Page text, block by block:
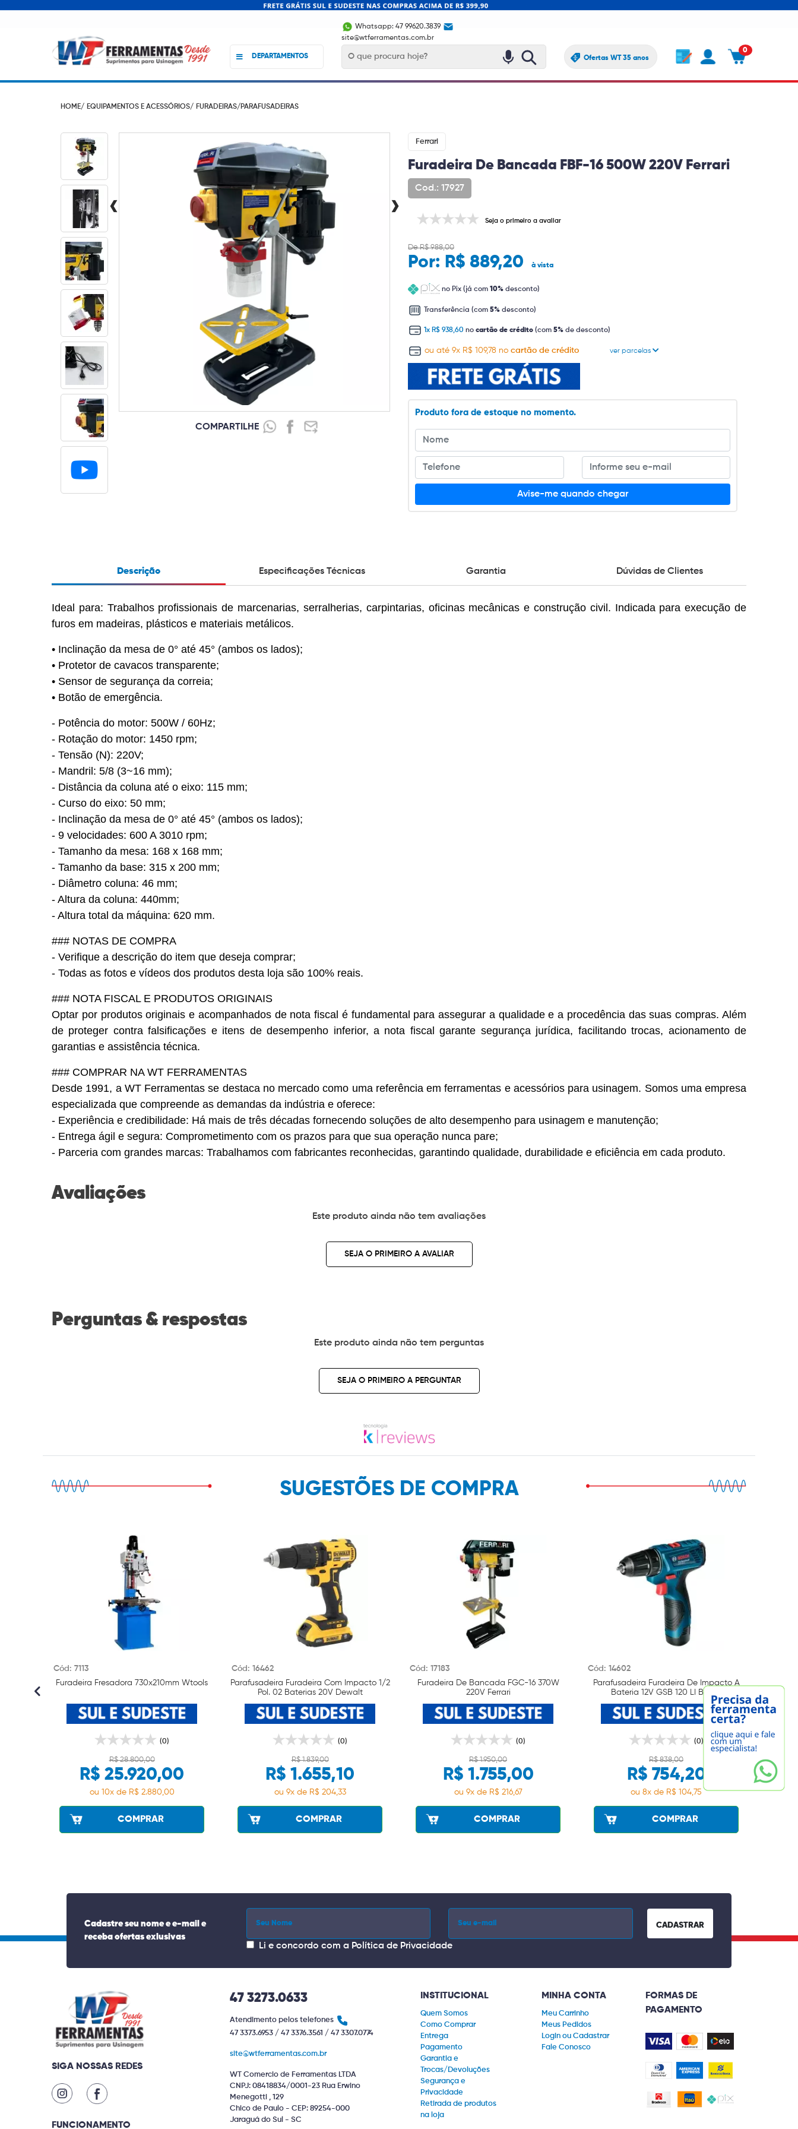
DEPARTAMENTOS
Whatsapp: 47 99620.3839
site@wtferramentas.com.br
Ofertas WT 35 anos
0
HOME/ EQUIPAMENTOS E ACESSÓRIOS/ FURADEIRAS/PARAFUSADEIRAS
‹ ›
COMPARTILHE
Ferrari
Furadeira De Bancada FBF-16 500W 220V Ferrari
Cod.: 17927
Seja o primeiro a avaliar
De R$ 988,00
Por: R$ 889,20 à vista
no Pix (já com 10% desconto)
Transferência (com 5% desconto)
1x R$ 938,60 no cartão de crédito (com 5% de desconto)
ou até 9x R$ 109,78 no cartão de crédito ver parcelas
Produto fora de estoque no momento.
Avise-me quando chegar
Descrição Especificações Técnicas Garantia Dúvidas de Clientes
Ideal para: Trabalhos profissionais de marcenarias, serralherias, carpintarias, oficinas mecânicas e construção civil. Indicada para execução de
furos em madeiras, plásticos e materiais metálicos.
• Inclinação da mesa de 0° até 45° (ambos os lados);
• Protetor de cavacos transparente;
• Sensor de segurança da correia;
• Botão de emergência.
- Potência do motor: 500W / 60Hz;
- Rotação do motor: 1450 rpm;
- Tensão (N): 220V;
- Mandril: 5/8 (3~16 mm);
- Distância da coluna até o eixo: 115 mm;
- Curso do eixo: 50 mm;
- Inclinação da mesa de 0° até 45° (ambos os lados);
- 9 velocidades: 600 A 3010 rpm;
- Tamanho da mesa: 168 x 168 mm;
- Tamanho da base: 315 x 200 mm;
- Diâmetro coluna: 46 mm;
- Altura da coluna: 440mm;
- Altura total da máquina: 620 mm.
### NOTAS DE COMPRA
- Verifique a descrição do item que deseja comprar;
- Todas as fotos e vídeos dos produtos desta loja são 100% reais.
### NOTA FISCAL E PRODUTOS ORIGINAIS
Optar por produtos originais e acompanhados de nota fiscal é fundamental para assegurar a qualidade e a procedência das suas compras. Além
de proteger contra falsificações e itens de desempenho inferior, a nota fiscal garante segurança jurídica, facilitando trocas, acionamento de
garantias e assistência técnica.
### COMPRAR NA WT FERRAMENTAS
Desde 1991, a WT Ferramentas se destaca no mercado como uma referência em ferramentas e acessórios para usinagem. Somos uma empresa
especializada que compreende as demandas da indústria e oferece:
- Experiência e credibilidade: Há mais de três décadas fornecendo soluções de alto desempenho para usinagem e manutenção;
- Entrega ágil e segura: Comprometimento com os prazos para que sua operação nunca pare;
- Parceria com grandes marcas: Trabalhamos com fabricantes reconhecidas, garantindo qualidade, durabilidade e eficiência em cada produto.
Avaliações
Este produto ainda não tem avaliações
SEJA O PRIMEIRO A AVALIAR
Perguntas & respostas
Este produto ainda não tem perguntas
SEJA O PRIMEIRO A PERGUNTAR
SUGESTÕES DE COMPRA
Cód: 7113
Furadeira Fresadora 730x210mm Wtools
(0)
R$ 28.800,00
R$ 25.920,00
ou 10x de R$ 2.880,00
COMPRAR
Cód: 16462
Parafusadeira Furadeira Com Impacto 1/2
Pol. 02 Baterias 20V Dewalt
(0)
R$ 1.839,00
R$ 1.655,10
ou 9x de R$ 204,33
COMPRAR
Cód: 17183
Furadeira De Bancada FGC-16 370W
220V Ferrari
(0)
R$ 1.950,00
R$ 1.755,00
ou 9x de R$ 216,67
COMPRAR
Cód: 14602
Parafusadeira Furadeira De Impacto A
Bateria 12V GSB 120 LI Bosch
(0)
R$ 838,00
R$ 754,20
ou 8x de R$ 104,75
COMPRAR
Cadastre seu nome e e-mail e
receba ofertas exlusivas
CADASTRAR
Li e concordo com a Política de Privacidade
SIGA NOSSAS REDES
FUNCIONAMENTO
47 3273.0633
Atendimento pelos telefones
47 3373.6953 / 47 3376.3561 / 47 3307.0774
site@wtferramentas.com.br
WT Comercio de Ferramentas LTDA
CNPJ: 08418834/0001-23 Rua Erwino
Menegotti , 129
Chico de Paulo - CEP: 89254-000
Jaraguá do Sul - SC
INSTITUCIONAL
Quem Somos
Como Comprar
Entrega
Pagamento
Garantia e
Trocas/Devoluções
Segurança e
Privacidade
Retirada de produtos
na loja
MINHA CONTA
Meu Carrinho
Meus Pedidos
Login ou Cadastrar
Fale Conosco
FORMAS DE
PAGAMENTO